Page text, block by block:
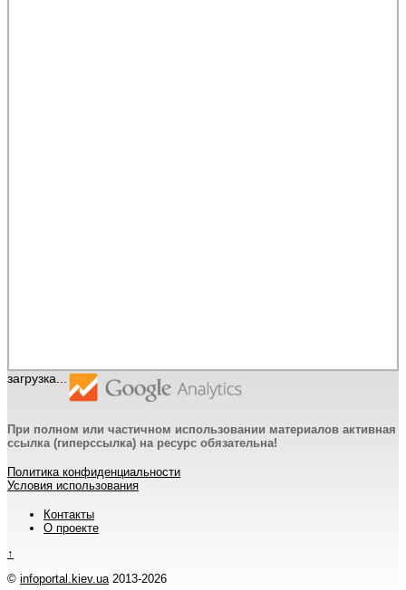
загрузка...
При полном или частичном использовании материалов активная
ссылка (гиперссылка) на ресурс обязательна!
Политика конфиденциальности
Условия использования
Контакты
О проекте
↑
© infoportal.kiev.ua2013-2026